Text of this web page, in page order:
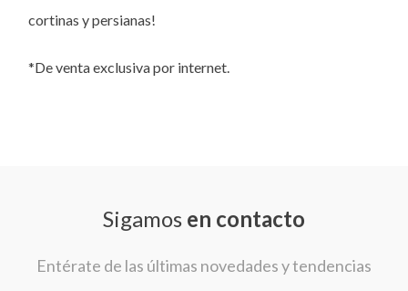
cortinas y persianas!
*De venta exclusiva por internet.
Sigamos en contacto
Entérate de las últimas novedades y tendencias